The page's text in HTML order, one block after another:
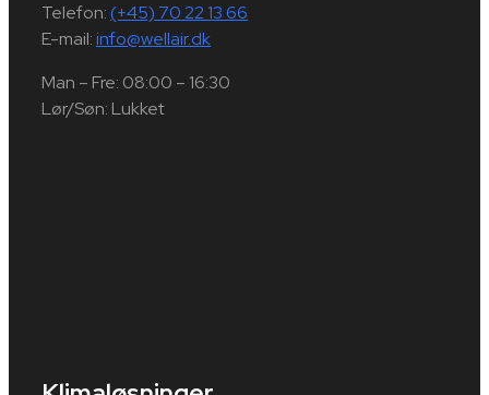
Telefon:(+45) 70 22 13 66
E-mail:info@wellair.dk
Man – Fre: 08:00 – 16:30
Lør/Søn: Lukket